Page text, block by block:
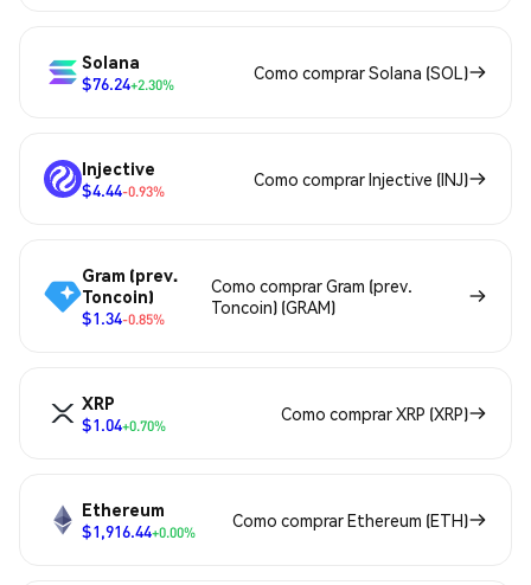
Solana
$76.24+2.30%
Como comprar Solana (SOL)
Injective
$4.44-0.93%
Como comprar Injective (INJ)
Gram (prev.
Toncoin)
$1.34-0.85%
Como comprar Gram (prev.
Toncoin) (GRAM)
XRP
$1.04+0.70%
Como comprar XRP (XRP)
Ethereum
$1,916.44+0.00%
Como comprar Ethereum (ETH)